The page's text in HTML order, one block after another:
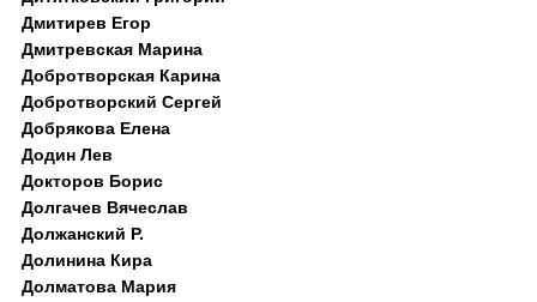
Дмитирев Егор
Дмитревская Марина
Добротворская Карина
Добротворский Сергей
Добрякова Елена
Додин Лев
Докторов Борис
Долгачев Вячеслав
Должанский Р.
Долинина Кира
Долматова Мария